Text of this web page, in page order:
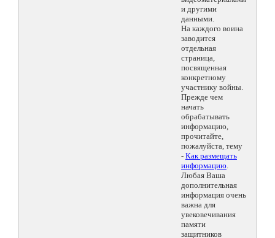
и другими
данными.
На каждого воина
заводится
отдельная
страница,
посвященная
конкретному
участнику войны.
Прежде чем
начать
обрабатывать
информацию,
прочитайте,
пожалуйста, тему
- Как размещать
информацию.
Любая Ваша
дополнительная
информация очень
важна для
увековечивания
памяти
защитников